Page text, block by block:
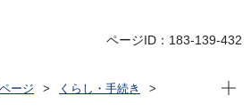
ページID：183-139-432
ージ
くらし・手続き
現在